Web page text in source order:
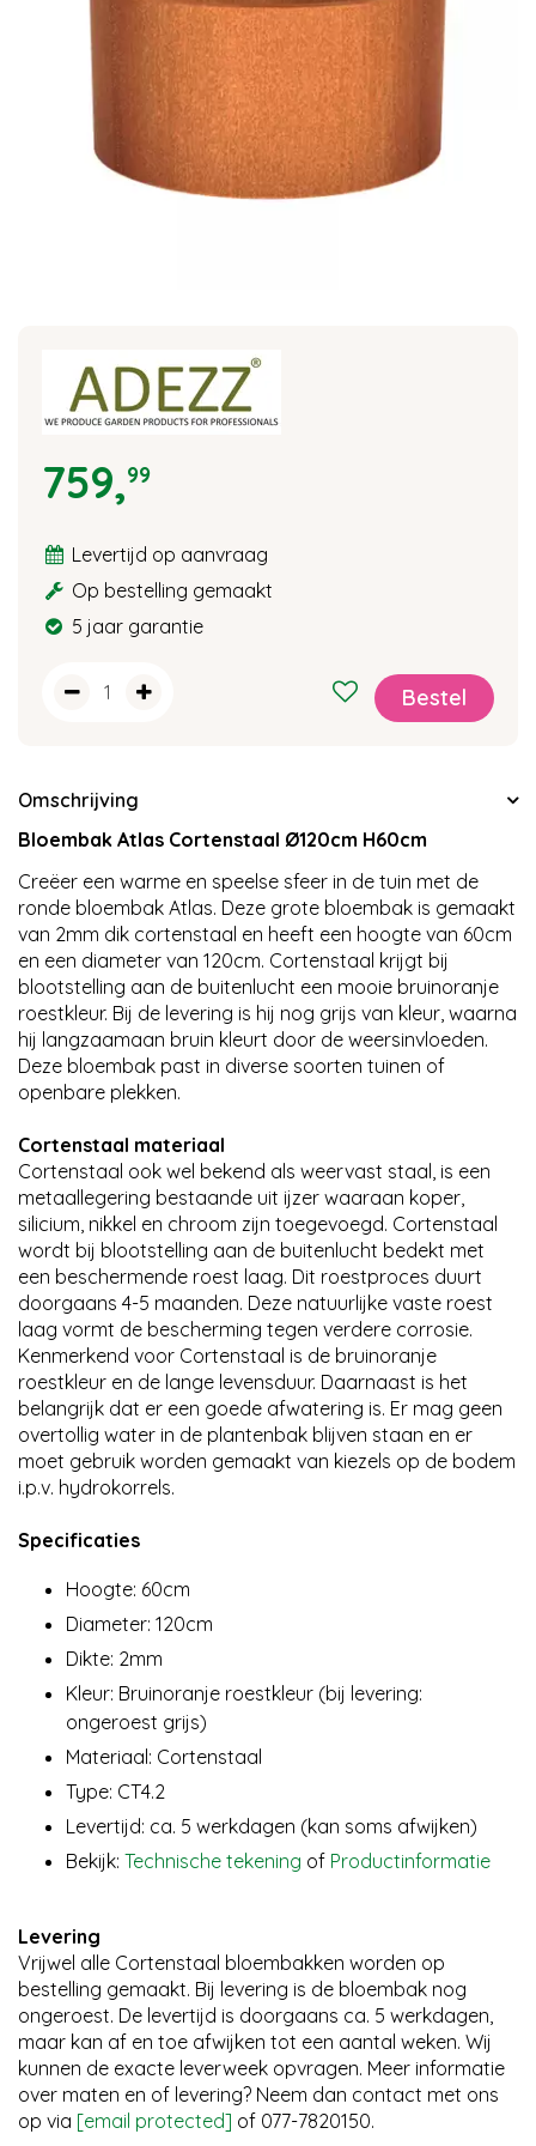
759,99
Levertijd op aanvraag
Op bestelling gemaakt
5 jaar garantie
Omschrijving
Bloembak Atlas Cortenstaal Ø120cm H60cm
Creëer een warme en speelse sfeer in de tuin met de
ronde bloembak Atlas. Deze grote bloembak is gemaakt
van 2mm dik cortenstaal en heeft een hoogte van 60cm
en een diameter van 120cm. Cortenstaal krijgt bij
blootstelling aan de buitenlucht een mooie bruinoranje
roestkleur. Bij de levering is hij nog grijs van kleur, waarna
hij langzaamaan bruin kleurt door de weersinvloeden.
Deze bloembak past in diverse soorten tuinen of
openbare plekken.
Cortenstaal materiaal
Cortenstaal ook wel bekend als weervast staal, is een
metaallegering bestaande uit ijzer waaraan koper,
silicium, nikkel en chroom zijn toegevoegd. Cortenstaal
wordt bij blootstelling aan de buitenlucht bedekt met
een beschermende roest laag. Dit roestproces duurt
doorgaans 4-5 maanden. Deze natuurlijke vaste roest
laag vormt de bescherming tegen verdere corrosie.
Kenmerkend voor Cortenstaal is de bruinoranje
roestkleur en de lange levensduur. Daarnaast is het
belangrijk dat er een goede afwatering is. Er mag geen
overtollig water in de plantenbak blijven staan en er
moet gebruik worden gemaakt van kiezels op de bodem
i.p.v. hydrokorrels.
Specificaties
Hoogte: 60cm
Diameter: 120cm
Dikte: 2mm
Kleur: Bruinoranje roestkleur (bij levering:
ongeroest grijs)
Materiaal: Cortenstaal
Type: CT4.2
Levertijd: ca. 5 werkdagen (kan soms afwijken)
Bekijk: Technische tekening of Productinformatie
Levering
Vrijwel alle Cortenstaal bloembakken worden op
bestelling gemaakt. Bij levering is de bloembak nog
ongeroest. De levertijd is doorgaans ca. 5 werkdagen,
maar kan af en toe afwijken tot een aantal weken. Wij
kunnen de exacte leverweek opvragen. Meer informatie
over maten en of levering? Neem dan contact met ons
op via [email protected] of 077-7820150.